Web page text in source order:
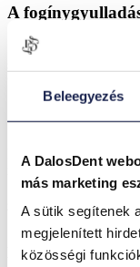
Beleegyezés
A DalosDent
más marketing
A sütik segítenek
megjelenített
közösségi
A
Sokan csak
Ez az egyik
minden reggel vagy
2. Piros, duzzadt íny
A gyulladt íny
vöröses és érzékeny,